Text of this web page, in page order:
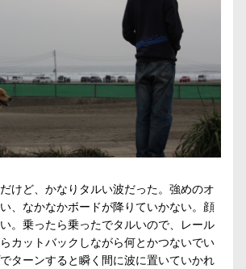
けど、かなりタルい波だった。強めのオ
、なかなかボードが降りていかない。顔
。乗ったら乗ったでタルいので、レール
カットバックしながら何とかつないでい
ターンすると瞬く間に波に置いていかれ